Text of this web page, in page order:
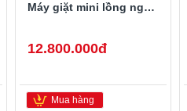
Máy giặt mini lồng ngang Twinwash LG T2735NWLV 3.5Kg
12.800.000đ
Mua hàng